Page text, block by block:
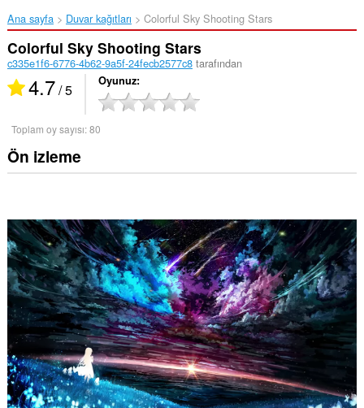
Ana sayfa Duvar kağıtları Colorful Sky Shooting Stars‎
Colorful Sky Shooting Stars
c335e1f6-6776-4b62-9a5f-24fecb2577c8tarafından
4.7/ 5 Oyunuz
Toplam oy sayısı:80
Ön izleme